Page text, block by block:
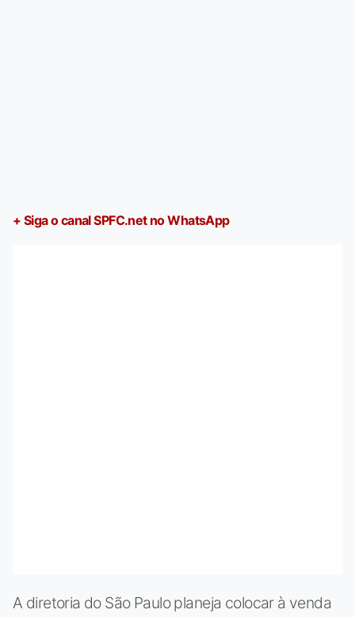
+ Siga o canal SPFC.net no WhatsApp
A diretoria do São Paulo planeja colocar à venda